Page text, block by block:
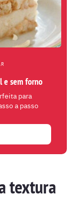
e sem forno
para
a passo
textura